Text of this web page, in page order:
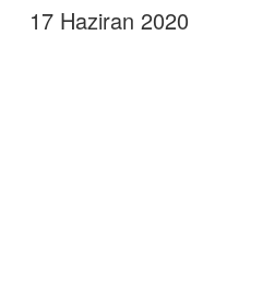
17 Haziran 2020